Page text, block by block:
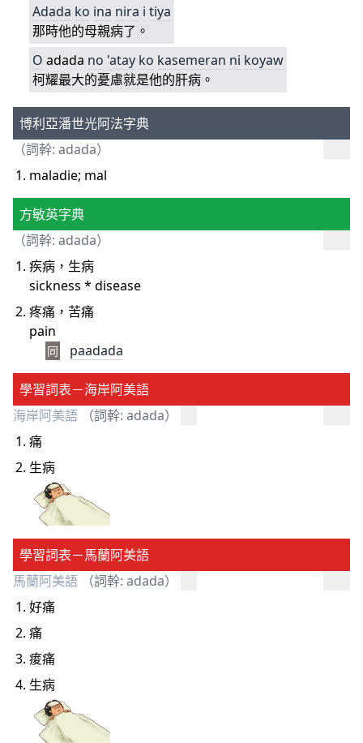
Adada ko ina nira i tiya
那時他的母親病了。
O adada no 'atay ko kasemeran ni koyaw
柯耀最大的憂慮就是他的肝病。
博利亞潘世光阿法字典
（詞幹: adada）
maladie; mal
方敏英字典
（詞幹: adada）
疾病，生病
sickness * disease
疼痛，苦痛
pain
同 paadada
學習詞表－海岸阿美語
海岸阿美語
（詞幹: adada）
痛
生病
學習詞表－馬蘭阿美語
馬蘭阿美語
（詞幹: adada）
好痛
痛
痠痛
生病